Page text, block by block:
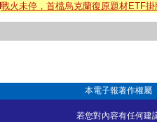
戰火未停，首檔烏克蘭復原題材ETF
本電子報著作權屬
若您對內容有任何建